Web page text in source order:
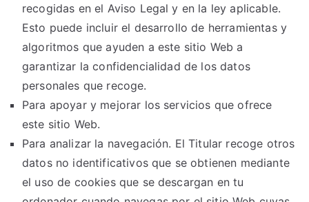
recogidas en el Aviso Legal y en la ley aplicable.
Esto puede incluir el desarrollo de herramientas y
algoritmos que ayuden a este sitio Web a
garantizar la confidencialidad de los datos
personales que recoge.
Para apoyar y mejorar los servicios que ofrece
este sitio Web.
Para analizar la navegación. El Titular recoge otros
datos no identificativos que se obtienen mediante
el uso de cookies que se descargan en tu